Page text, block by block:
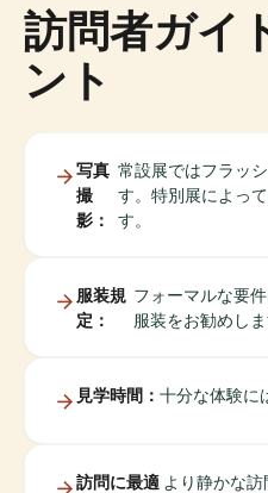
訪問者ガイ
ント
写真
撮
影：
常設展ではフラッ
す。特別展によっ
す。
服装規
定：
フォーマルな要
服装をお勧めしま
見学時間： 十分な体験に
訪問に最適 より静かな